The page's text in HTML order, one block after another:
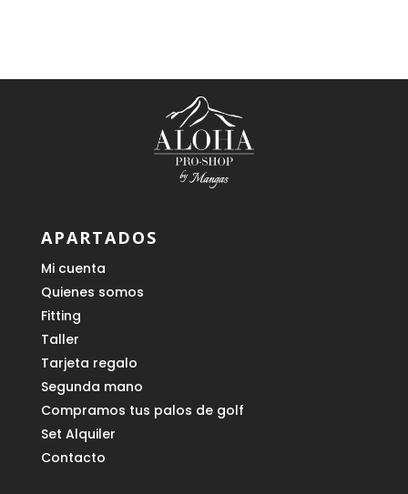
APARTADOS
Mi cuenta
Quienes somos
Fitting
Taller
Tarjeta regalo
Segunda mano
Compramos tus palos de golf
Set Alquiler
Contacto